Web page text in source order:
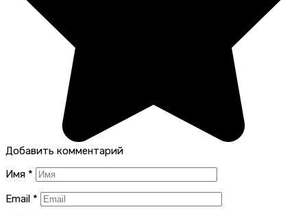
Добавить комментарий
Имя *
Email *